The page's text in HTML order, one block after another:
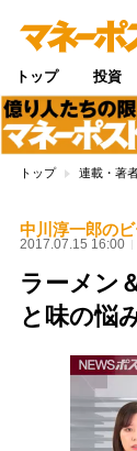
トップ 投資
トップ 連載・著
中川淳一郎の
2017.07.15 16:00
ラーメン
と味の悩